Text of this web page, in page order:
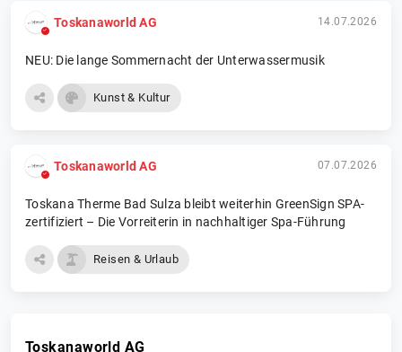
Toskanaworld AG 14.07.2026
NEU: Die lange Sommernacht der Unterwassermusik
Kunst & Kultur
Toskanaworld AG 07.07.2026
Toskana Therme Bad Sulza bleibt weiterhin GreenSign SPA-
zertifiziert – Die Vorreiterin in nachhaltiger Spa-Führung
Reisen & Urlaub
Toskanaworld AG